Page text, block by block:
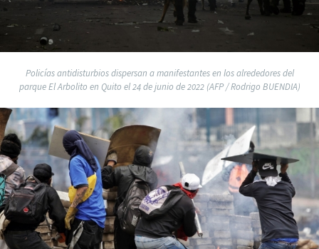
Policías antidisturbios dispersan a manifestantes en los alrededores del
parque El Arbolito en Quito el 24 de junio de 2022 (AFP / Rodrigo BUENDIA)